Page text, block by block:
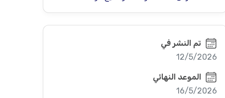
تم النشر في
12/5/2026
الموعد النهائي
16/5/2026